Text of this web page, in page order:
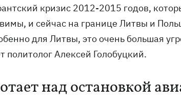
кризис 2012-2015 годов,
и сейчас на границе Литвы и
для Литвы, это очень большая
политолог Алексей Голобуцкий.
над остановкой